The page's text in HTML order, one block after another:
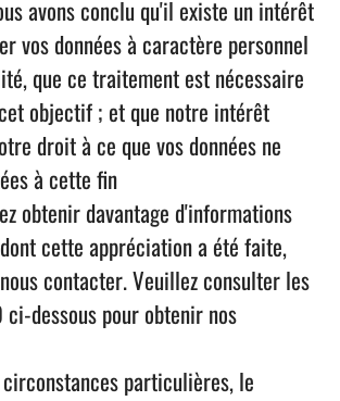
avons conclu qu'il existe un intérêt
vos données à caractère personnel
que ce traitement est nécessaire
objectif ; et que notre intérêt
droit à ce que vos données ne
à cette fin
obtenir davantage d'informations
cette appréciation a été faite,
contacter. Veuillez consulter les
dessous pour obtenir nos
particulières, le